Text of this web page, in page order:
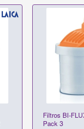
Filtros BI-
Pack 3